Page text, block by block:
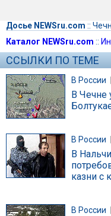
Досье NEWSru.com ::
Каталог NEWSru.com ::
ССЫЛКИ ПО ТЕМЕ
В России |
В Чечне
В России
В
казни с
В России